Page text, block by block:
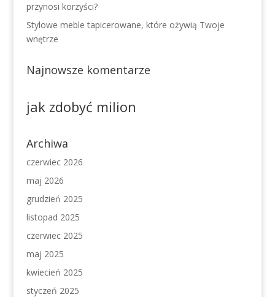
przynosi korzyści?
Stylowe meble tapicerowane, które ożywią Twoje
wnętrze
Najnowsze komentarze
jak zdobyć milion
Archiwa
czerwiec 2026
maj 2026
grudzień 2025
listopad 2025
czerwiec 2025
maj 2025
kwiecień 2025
styczeń 2025